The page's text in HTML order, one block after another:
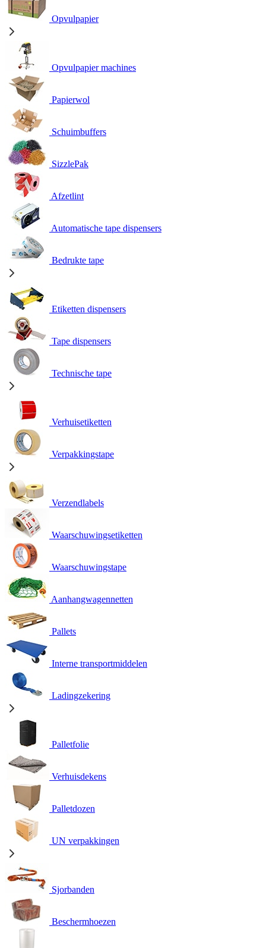
Opvulpapier
Opvulpapier machines
Papierwol
Schuimbuffers
SizzlePak
Afzetlint
Automatische tape dispensers
Bedrukte tape
Etiketten dispensers
Tape dispensers
Technische tape
Verhuisetiketten
Verpakkingstape
Verzendlabels
Waarschuwingsetiketten
Waarschuwingstape
Aanhangwagennetten
Pallets
Interne transportmiddelen
Ladingzekering
Palletfolie
Verhuisdekens
Palletdozen
UN verpakkingen
Sjorbanden
Beschermhoezen